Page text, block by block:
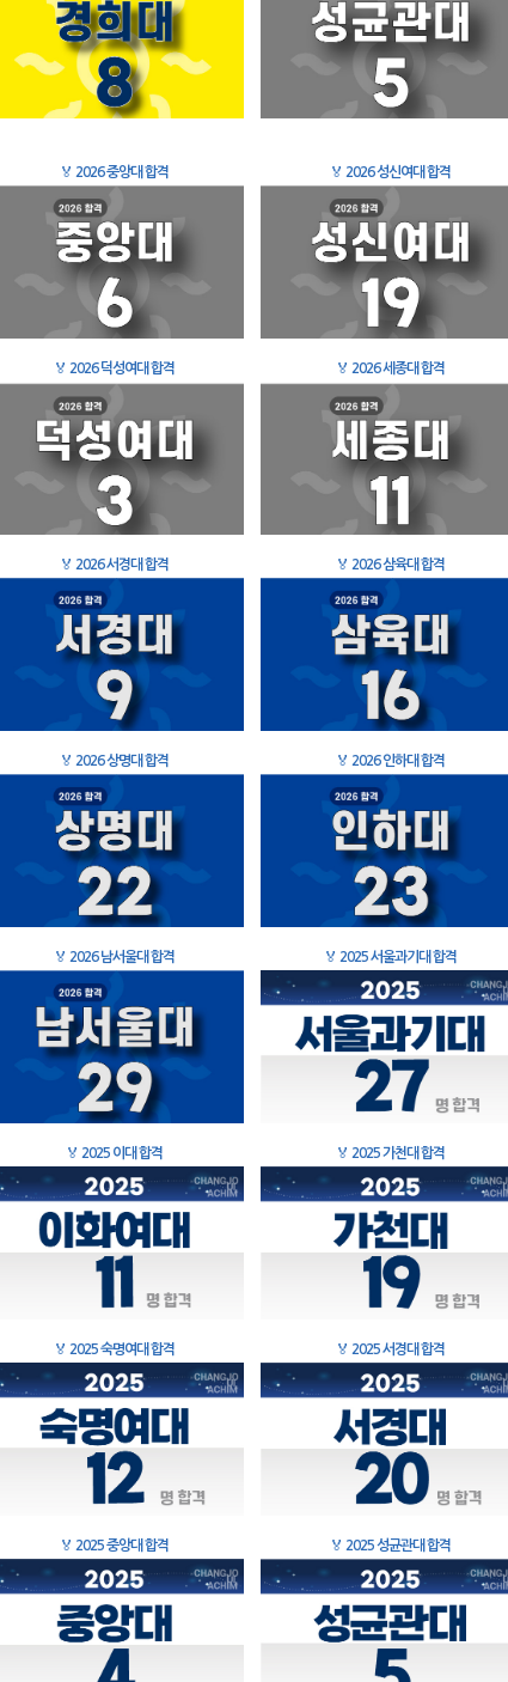
🏅 2026 중앙대 합격 🏅 2026 성신여대 합격
🏅 2026 덕성여대 합격 🏅 2026 세종대 합격
🏅 2026 서경대 합격 🏅 2026 삼육대 합격
🏅 2026 상명대 합격 🏅 2026 인하대 합격
🏅 2026 남서울대 합격 🏅 2025 서울과기대 합격
🏅 2025 이대 합격 🏅 2025 가천대 합격
🏅 2025 숙명여대 합격 🏅 2025 서경대 합격
🏅 2025 중앙대 합격 🏅 2025 성균관대 합격